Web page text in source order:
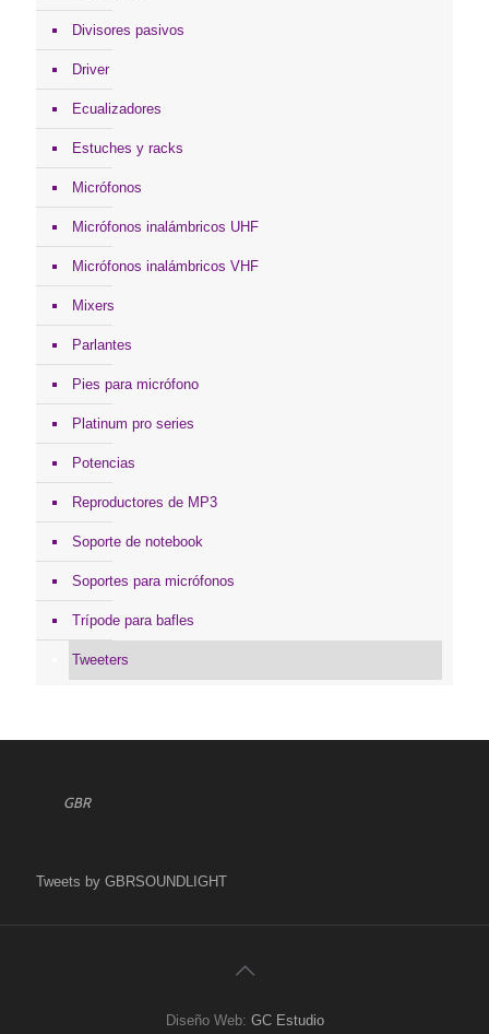
Divisores pasivos
Driver
Ecualizadores
Estuches y racks
Micrófonos
Micrófonos inalámbricos UHF
Micrófonos inalámbricos VHF
Mixers
Parlantes
Pies para micrófono
Platinum pro series
Potencias
Reproductores de MP3
Soporte de notebook
Soportes para micrófonos
Trípode para bafles
Tweeters
GBR
Tweets by GBRSOUNDLIGHT
Diseño Web: GC Estudio